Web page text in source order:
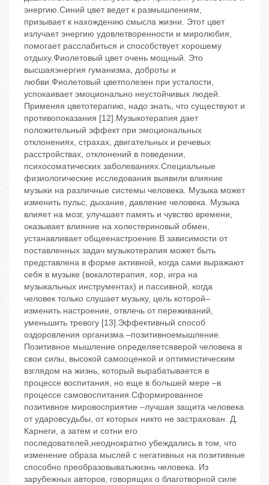
энергию.Синий цвет ведет к размышлениям,
призывает к нахождению смысла жизни. Этот цвет
излучает энергию удовлетворенности и миролюбия,
помогает расслабиться и способствует хорошему
отдыху.Фиолетовый цвет очень мощный. Это
высшаяэнергия гуманизма, доброты и
любви.Фиолетовый цветполезен при усталости,
успокаивает эмоционально неустойчивых людей.
Применяя цветотерапию, надо знать, что существуют и
противопоказания [12].Музыкотерапия дает
положительный эффект при эмоциональных
отклонениях, страхах, двигательных и речевых
расстройствах, отклонений в поведении,
психосоматических заболеваниях.Специальные
физиологические исследования выявили влияние
музыки на различные системы человека. Музыка может
изменить пульс, дыхание, давление человека. Музыка
влияет на мозг, улучшает память и чувство времени,
оказывает влияние на холестериновый обмен,
устанавливает общеенастроение.В зависимости от
поставленных задач музыкотерапия может быть
представлена в форме активной, когда сами выражают
себя в музыке (вокалотерапия, хор, игра на
музыкальных инструментах) и пассивной, когда
человек только слушает музыку, цель которой–
изменить настроение, отвлечь от переживаний,
уменьшить тревогу [13].Эффективный способ
оздоровления организма –позитивноемышление.
Позитивное мышление определяетсяверой человека в
свои силы, высокой самооценкой и оптимистическим
взглядом на жизнь, который вырабатывается в
процессе воспитания, но еще в большей мере –в
процессе самовоспитания.Сформированное
позитивное мировосприятие –лучшая защита человека
от ударовсудьбы, от которых никто не застрахован. Д.
Карнеги, а затем и сотни его
последователей,неоднократно убеждались в том, что
изменение образа мыслей с негативных на позитивные
способно преобразовыватьжизнь человека. Из
зарубежных авторов, говорящих о благотворной силе